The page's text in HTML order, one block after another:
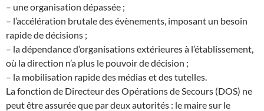
– une organisation dépassée ;
– l’accélération brutale des évènements, imposant un besoin
rapide de décisions ;
– la dépendance d’organisations extérieures à l’établissement,
où la direction n’a plus le pouvoir de décision ;
– la mobilisation rapide des médias et des tutelles.
La fonction de Directeur des Opérations de Secours (DOS) ne
peut être assurée que par deux autorités : le maire sur le